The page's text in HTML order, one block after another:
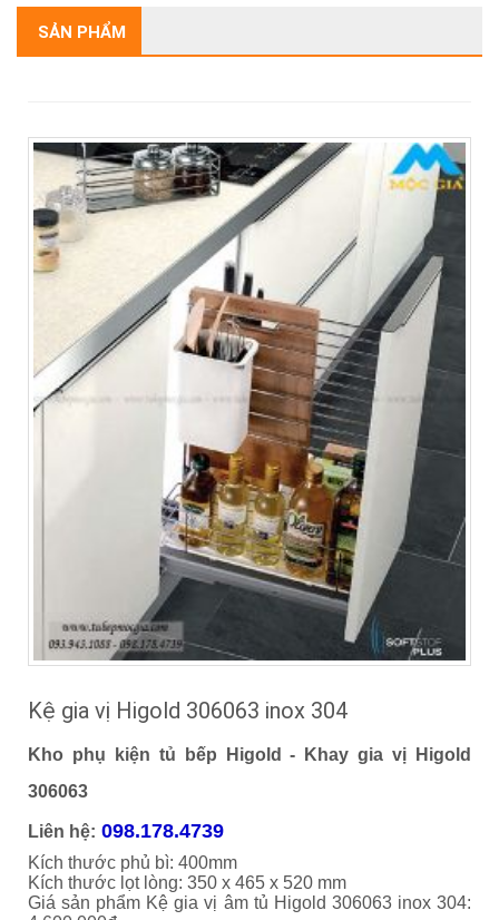
SẢN PHẨM
Kệ gia vị Higold 306063 inox 304
Kho phụ kiện tủ bếp Higold - Khay gia vị Higold
306063
Liên hệ: 098.178.4739
Kích thước phủ bì: 400mm
Kích thước lọt lòng: 350 x 465 x 520 mm
Giá sản phẩm Kệ gia vị âm tủ Higold 306063 inox 304: